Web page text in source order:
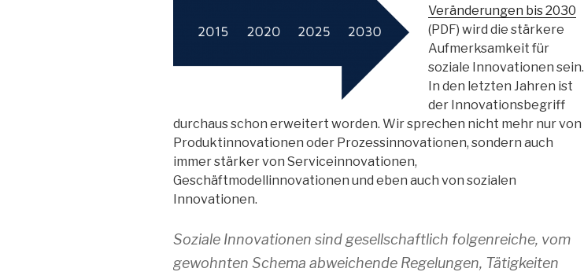
Veränderungen bis 2030
(PDF) wird die stärkere
Aufmerksamkeit für
soziale Innovationen sein.
In den letzten Jahren ist
der Innovationsbegriff
durchaus schon erweitert worden. Wir sprechen nicht mehr nur von
Produktinnovationen oder Prozessinnovationen, sondern auch
immer stärker von Serviceinnovationen,
Geschäftmodellinnovationen und eben auch von sozialen
Innovationen.
Soziale Innovationen sind gesellschaftlich folgenreiche, vom
gewohnten Schema abweichende Regelungen, Tätigkeiten